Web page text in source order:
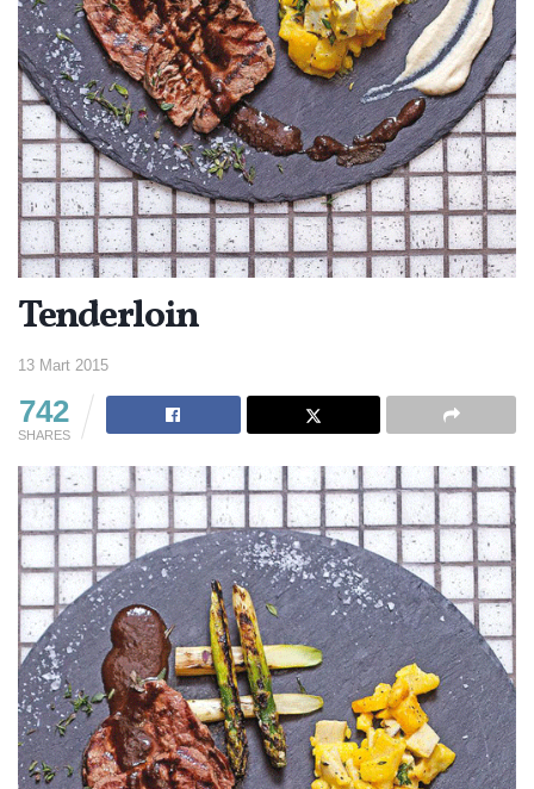
Tenderloin
13 Mart 2015
742
SHARES